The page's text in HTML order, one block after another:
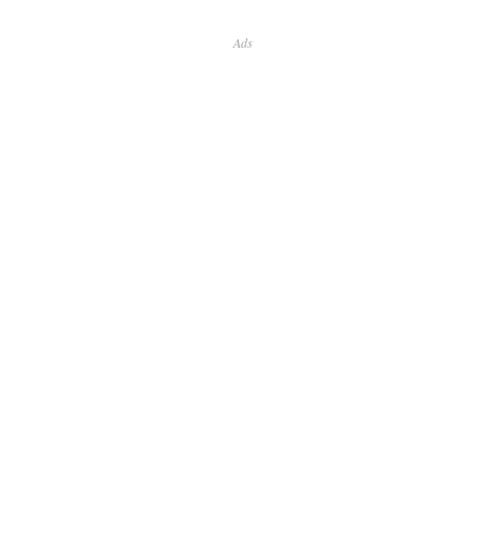
Ads